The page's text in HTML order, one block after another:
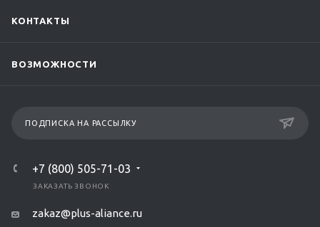
КОНТАКТЫ
ВОЗМОЖНОСТИ
ПОДПИСКА НА РАССЫЛКУ
+7 (800) 505-71-03
ЗАКАЗАТЬ ЗВОНОК
zakaz@plus-aliance.ru